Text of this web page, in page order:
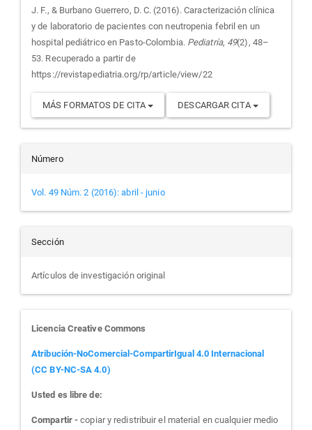
artículo
J. F., & Burbano Guerrero, D. C. (2016). Caracterización clínica
y de laboratorio de pacientes con neutropenia febril en un
hospital pediátrico en Pasto-Colombia. Pediatría, 49(2), 48–
53. Recuperado a partir de
https://revistapediatria.org/rp/article/view/22
MÁS FORMATOS DE CITA DESCARGAR CITA
Número
Vol. 49 Núm. 2 (2016): abril - junio
Sección
Artículos de investigación original
Licencia Creative Commons
Atribución-NoComercial-CompartirIgual 4.0 Internacional
(CC BY-NC-SA 4.0)
Usted es libre de:
Compartir -copiar y redistribuir el material en cualquier medio